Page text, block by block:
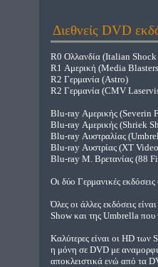
Διεθνείς DVD
R0 Ολλανδία (Italian
R1 Αμερική (Media
R2 Γερμανία (Astro)
R2 Γερμανία (CMV
Blu-ray Αμερικής (Severin
Blu-ray Αμερικής (Shriek
Blu-ray Αυστραλίας
Blu-ray Αυστρίας (XT
Blu-ray Μ. Βρετανίας (88
Οι δύο Γερμανικές
Όλες οι άλλες εκδόσεις
Show και της Umbrella που
Καλύτερες είναι οι HD
η μόνη σε DVD με
αποκλειστικά ενώ από τα